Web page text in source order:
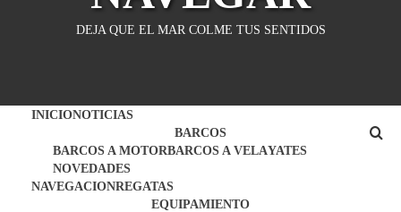
DEJA QUE EL MAR COLME TUS SENTIDOS
INICIONOTICIAS
BARCOS
BARCOS A MOTORBARCOS A VELAYATES
NOVEDADES
NAVEGACIONREGATAS
EQUIPAMIENTO